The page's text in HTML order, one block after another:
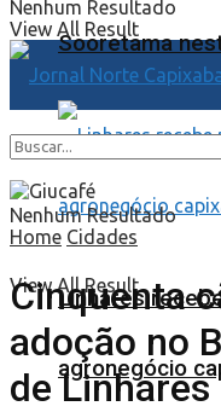
Sooretama
Linhares
agronegócio
Nenhum Resultado
View All Result
Nenhum Resultado
View All Result
Home Cidades
Cinquenta
adoção no
de Linhares